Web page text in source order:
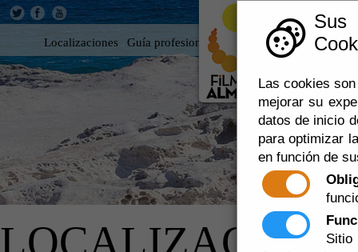
Las cookies
mejorar su
datos de inicio
para optimizar
en función de
Localizaciones Guía profesional Rodar en Almería 360